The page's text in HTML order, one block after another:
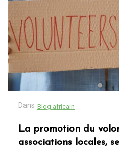
Dans Blog africain
La promotion du
associations locales,